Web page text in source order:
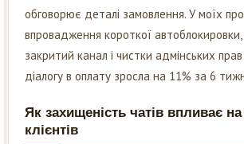
обговорює деталі замовлення. У моїх
впровадження короткої автоблокировки,
закритий канал і чистки адмінських прав
діалогу в оплату зросла на 11% за 6
Як захищеність чатів впливає
клієнтів